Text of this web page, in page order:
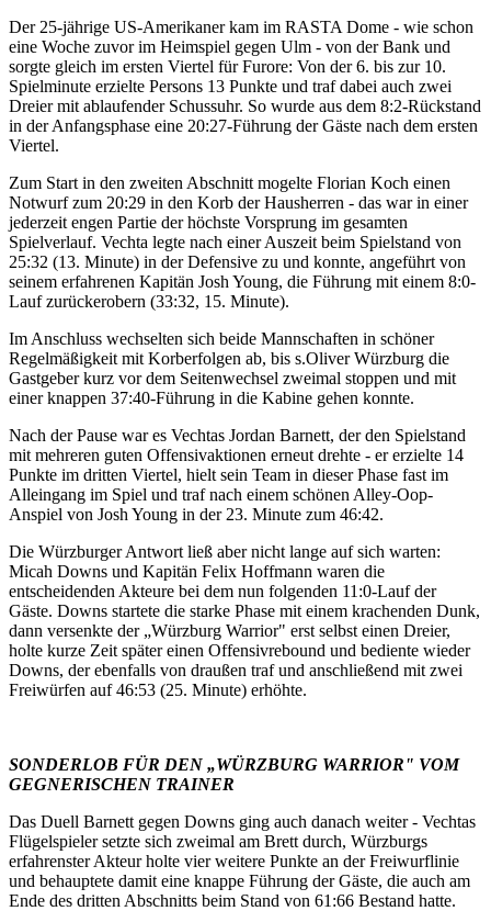
Der 25-jährige US-Amerikaner kam im RASTA Dome - wie schon
eine Woche zuvor im Heimspiel gegen Ulm - von der Bank und
sorgte gleich im ersten Viertel für Furore: Von der 6. bis zur 10.
Spielminute erzielte Persons 13 Punkte und traf dabei auch zwei
Dreier mit ablaufender Schussuhr. So wurde aus dem 8:2-Rückstand
in der Anfangsphase eine 20:27-Führung der Gäste nach dem ersten
Viertel.
Zum Start in den zweiten Abschnitt mogelte Florian Koch einen
Notwurf zum 20:29 in den Korb der Hausherren - das war in einer
jederzeit engen Partie der höchste Vorsprung im gesamten
Spielverlauf. Vechta legte nach einer Auszeit beim Spielstand von
25:32 (13. Minute) in der Defensive zu und konnte, angeführt von
seinem erfahrenen Kapitän Josh Young, die Führung mit einem 8:0-
Lauf zurückerobern (33:32, 15. Minute).
Im Anschluss wechselten sich beide Mannschaften in schöner
Regelmäßigkeit mit Korberfolgen ab, bis s.Oliver Würzburg die
Gastgeber kurz vor dem Seitenwechsel zweimal stoppen und mit
einer knappen 37:40-Führung in die Kabine gehen konnte.
Nach der Pause war es Vechtas Jordan Barnett, der den Spielstand
mit mehreren guten Offensivaktionen erneut drehte - er erzielte 14
Punkte im dritten Viertel, hielt sein Team in dieser Phase fast im
Alleingang im Spiel und traf nach einem schönen Alley-Oop-
Anspiel von Josh Young in der 23. Minute zum 46:42.
Die Würzburger Antwort ließ aber nicht lange auf sich warten:
Micah Downs und Kapitän Felix Hoffmann waren die
entscheidenden Akteure bei dem nun folgenden 11:0-Lauf der
Gäste. Downs startete die starke Phase mit einem krachenden Dunk,
dann versenkte der „Würzburg Warrior" erst selbst einen Dreier,
holte kurze Zeit später einen Offensivrebound und bediente wieder
Downs, der ebenfalls von draußen traf und anschließend mit zwei
Freiwürfen auf 46:53 (25. Minute) erhöhte.
SONDERLOB FÜR DEN „WÜRZBURG WARRIOR" VOM
GEGNERISCHEN TRAINER
Das Duell Barnett gegen Downs ging auch danach weiter - Vechtas
Flügelspieler setzte sich zweimal am Brett durch, Würzburgs
erfahrenster Akteur holte vier weitere Punkte an der Freiwurflinie
und behauptete damit eine knappe Führung der Gäste, die auch am
Ende des dritten Abschnitts beim Stand von 61:66 Bestand hatte.